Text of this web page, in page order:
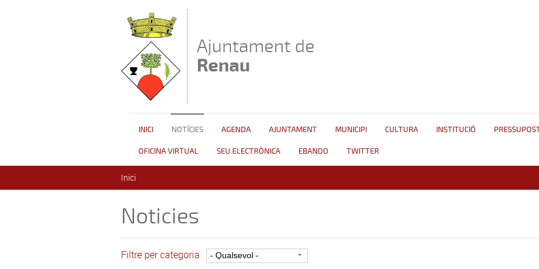
Ajuntament de
Renau
INICI NOTÍCIES AGENDA AJUNTAMENT MUNICIPI CULTURA INSTITUCIÓ
OFICINA VIRTUAL SEU ELECTRÒNICA EBANDO TWITTER
Inici
Noticies
Filtre per categoria